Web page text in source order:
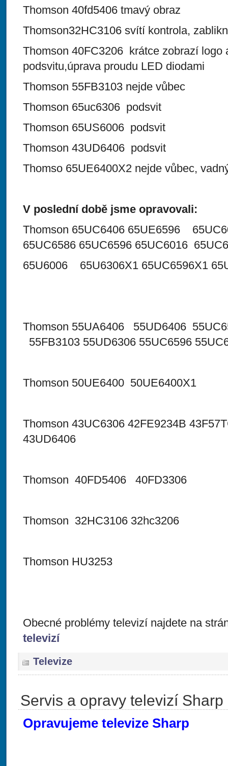
Thomson 40fd5406 tmavý obraz
Thomson32HC3106 svítí kontrola,
Thomson 40FC3206 krátce zobrazí logo
podsvitu,úprava proudu LED diodami
Thomson 55FB3103 nejde vůbec
Thomson 65uc6306 podsvit
Thomson 65US6006 podsvit
Thomson 43UD6406 podsvit
Thomso 65UE6400X2 nejde vůbec,
V poslední době jsme opravovali:
Thomson 65UC6406 65UE6596
65UC6586 65UC6596 65UC6016
65U6006 65U6306X1 65UC6596X1
Thomson 55UA6406 55UD6406
55FB3103 55UD6306 55UC6596
Thomson 50UE6400 50UE6400X1
Thomson 43UC6306 42FE9234B
43UD6406
Thomson 40FD5406 40FD3306
Thomson 32HC3106 32hc3206
Thomson HU3253
Obecné problémy televizí najdete na
televizí
Televize
Servis a opravy televizí Sharp
Opravujeme televize Sharp